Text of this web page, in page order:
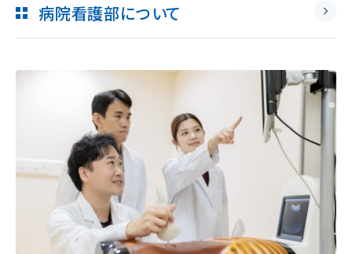
病院看護部について